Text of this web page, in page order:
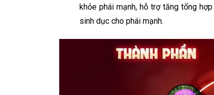
khỏe phái mạnh, hỗ trợ tăng tổng
sinh dục cho phái mạnh.